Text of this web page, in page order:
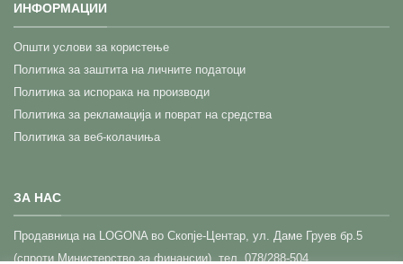
ИНФОРМАЦИИ
Општи услови за користење
Политика за заштита на личните податоци
Политика за испорака на производи
Политика за рекламација и поврат на средства
Политика за веб-колачиња
ЗА НАС
Прoдавница на LOGONA во Скопје-Центар, ул. Даме Груев бр.5
(спроти Министерство за финансии), тел. 078/288-504